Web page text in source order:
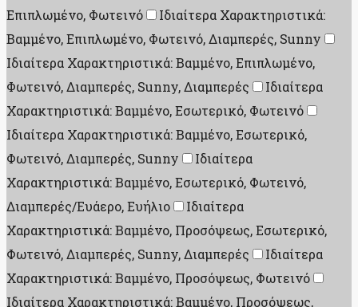
Επιπλωμένο, Φωτεινό
Ιδιαίτερα Χαρακτηριστικά:
Βαμμένο, Επιπλωμένο, Φωτεινό, Διαμπερές, Sunny
Ιδιαίτερα Χαρακτηριστικά: Βαμμένο, Επιπλωμένο,
Φωτεινό, Διαμπερές, Sunny, Διαμπερές
Ιδιαίτερα
Χαρακτηριστικά: Βαμμένο, Εσωτερικό, Φωτεινό
Ιδιαίτερα Χαρακτηριστικά: Βαμμένο, Εσωτερικό,
Φωτεινό, Διαμπερές, Sunny
Ιδιαίτερα
Χαρακτηριστικά: Βαμμένο, Εσωτερικό, Φωτεινό,
Διαμπερές/Ευάερο, Ευήλιο
Ιδιαίτερα
Χαρακτηριστικά: Βαμμένο, Προσόψεως, Εσωτερικό,
Φωτεινό, Διαμπερές, Sunny, Διαμπερές
Ιδιαίτερα
Χαρακτηριστικά: Βαμμένο, Προσόψεως, Φωτεινό
Ιδιαίτερα Χαρακτηριστικά: Βαμμένο, Προσόψεως,